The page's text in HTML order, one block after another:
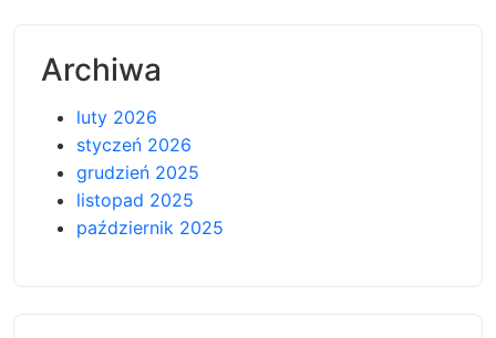
Archiwa
luty 2026
styczeń 2026
grudzień 2025
listopad 2025
październik 2025